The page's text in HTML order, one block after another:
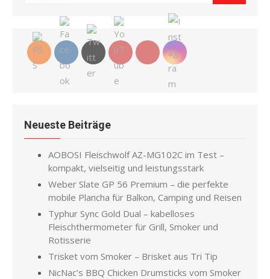
Neueste Beiträge
AOBOSI Fleischwolf AZ-MG102C im Test –
kompakt, vielseitig und leistungsstark
Weber Slate GP 56 Premium – die perfekte
mobile Plancha für Balkon, Camping und Reisen
Typhur Sync Gold Dual – kabelloses
Fleischthermometer für Grill, Smoker und
Rotisserie
Trisket vom Smoker – Brisket aus Tri Tip
NicNac’s BBQ Chicken Drumsticks vom Smoker